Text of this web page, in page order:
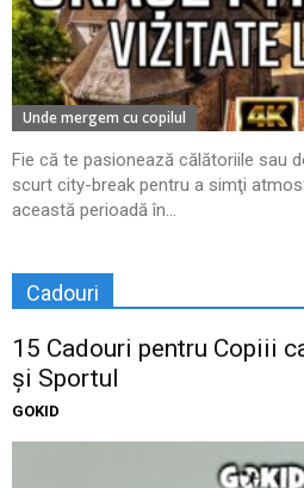
Unde mergem cu copilul
Fie că te pasionează călătoriile sau
scurt city-break pentru a simţi
această perioadă în...
Cadouri
15 Cadouri pentru Copiii
și Sportul
GOKID